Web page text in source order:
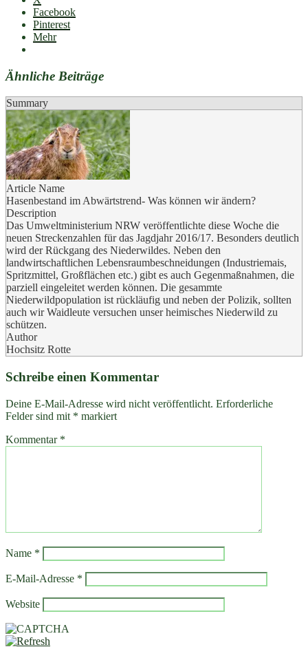
Facebook
Pinterest
Mehr
Ähnliche Beiträge
Summary
Article Name
Hasenbestand im Abwärtstrend- Was können wir ändern?
Description
Das Umweltministerium NRW veröffentlichte diese Woche die
neuen Streckenzahlen für das Jagdjahr 2016/17. Besonders deutlich
wird der Rückgang des Niederwildes. Neben den
landwirtschaftlichen Lebensraumbeschneidungen (Industriemais,
Spritzmittel, Großflächen etc.) gibt es auch Gegenmaßnahmen, die
parziell eingeleitet werden können. Die gesammte
Niederwildpopulation ist rückläufig und neben der Polizik, sollten
auch wir Waidleute versuchen unser heimisches Niederwild zu
schützen.
Author
Hochsitz Rotte
Schreibe einen Kommentar
Deine E-Mail-Adresse wird nicht veröffentlicht. Erforderliche
Felder sind mit * markiert
Kommentar *
Name *
E-Mail-Adresse *
Website